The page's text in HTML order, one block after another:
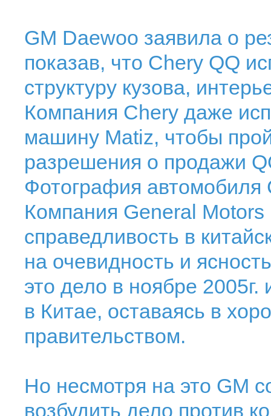
GM Daewoo заявила о
показав, что Chery QQ
структуру кузова,
Компания Chery даже
машину Matiz, чтобы
разрешения о продажи
Фотография автомобиля
Компания General Motors
справедливость в
на очевидность и
это дело в ноябре
в Китае, оставаясь в
правительством.
Но несмотря на это GM
возбудить дело против